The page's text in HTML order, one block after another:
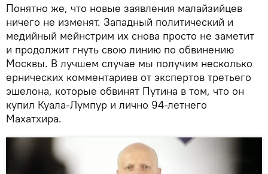
Понятно же, что новые заявления малайзийцев
ничего не изменят. Западный политический и
медийный мейнстрим их снова просто не заметит
и продолжит гнуть свою линию по обвинению
Москвы. В лучшем случае мы получим несколько
ернических комментариев от экспертов третьего
эшелона, которые обвинят Путина в том, что он
купил Куала-Лумпур и лично 94-летнего
Махатхира.